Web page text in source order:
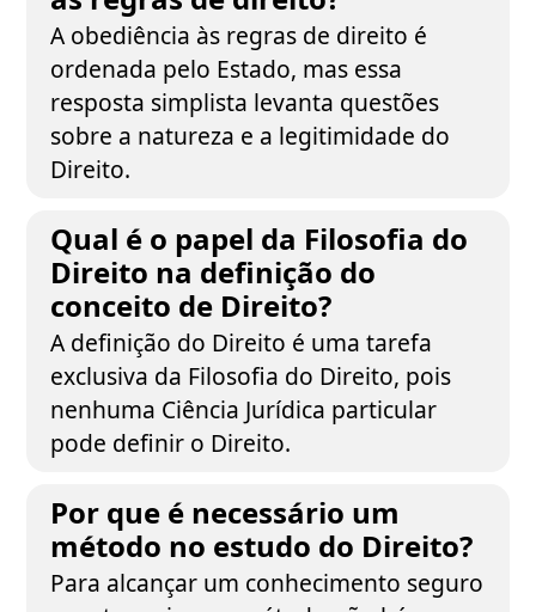
A obediência às regras de direito é
ordenada pelo Estado, mas essa
resposta simplista levanta questões
sobre a natureza e a legitimidade do
Direito.
Qual é o papel da Filosofia do
Direito na definição do
conceito de Direito?
A definição do Direito é uma tarefa
exclusiva da Filosofia do Direito, pois
nenhuma Ciência Jurídica particular
pode definir o Direito.
Por que é necessário um
método no estudo do Direito?
Para alcançar um conhecimento seguro